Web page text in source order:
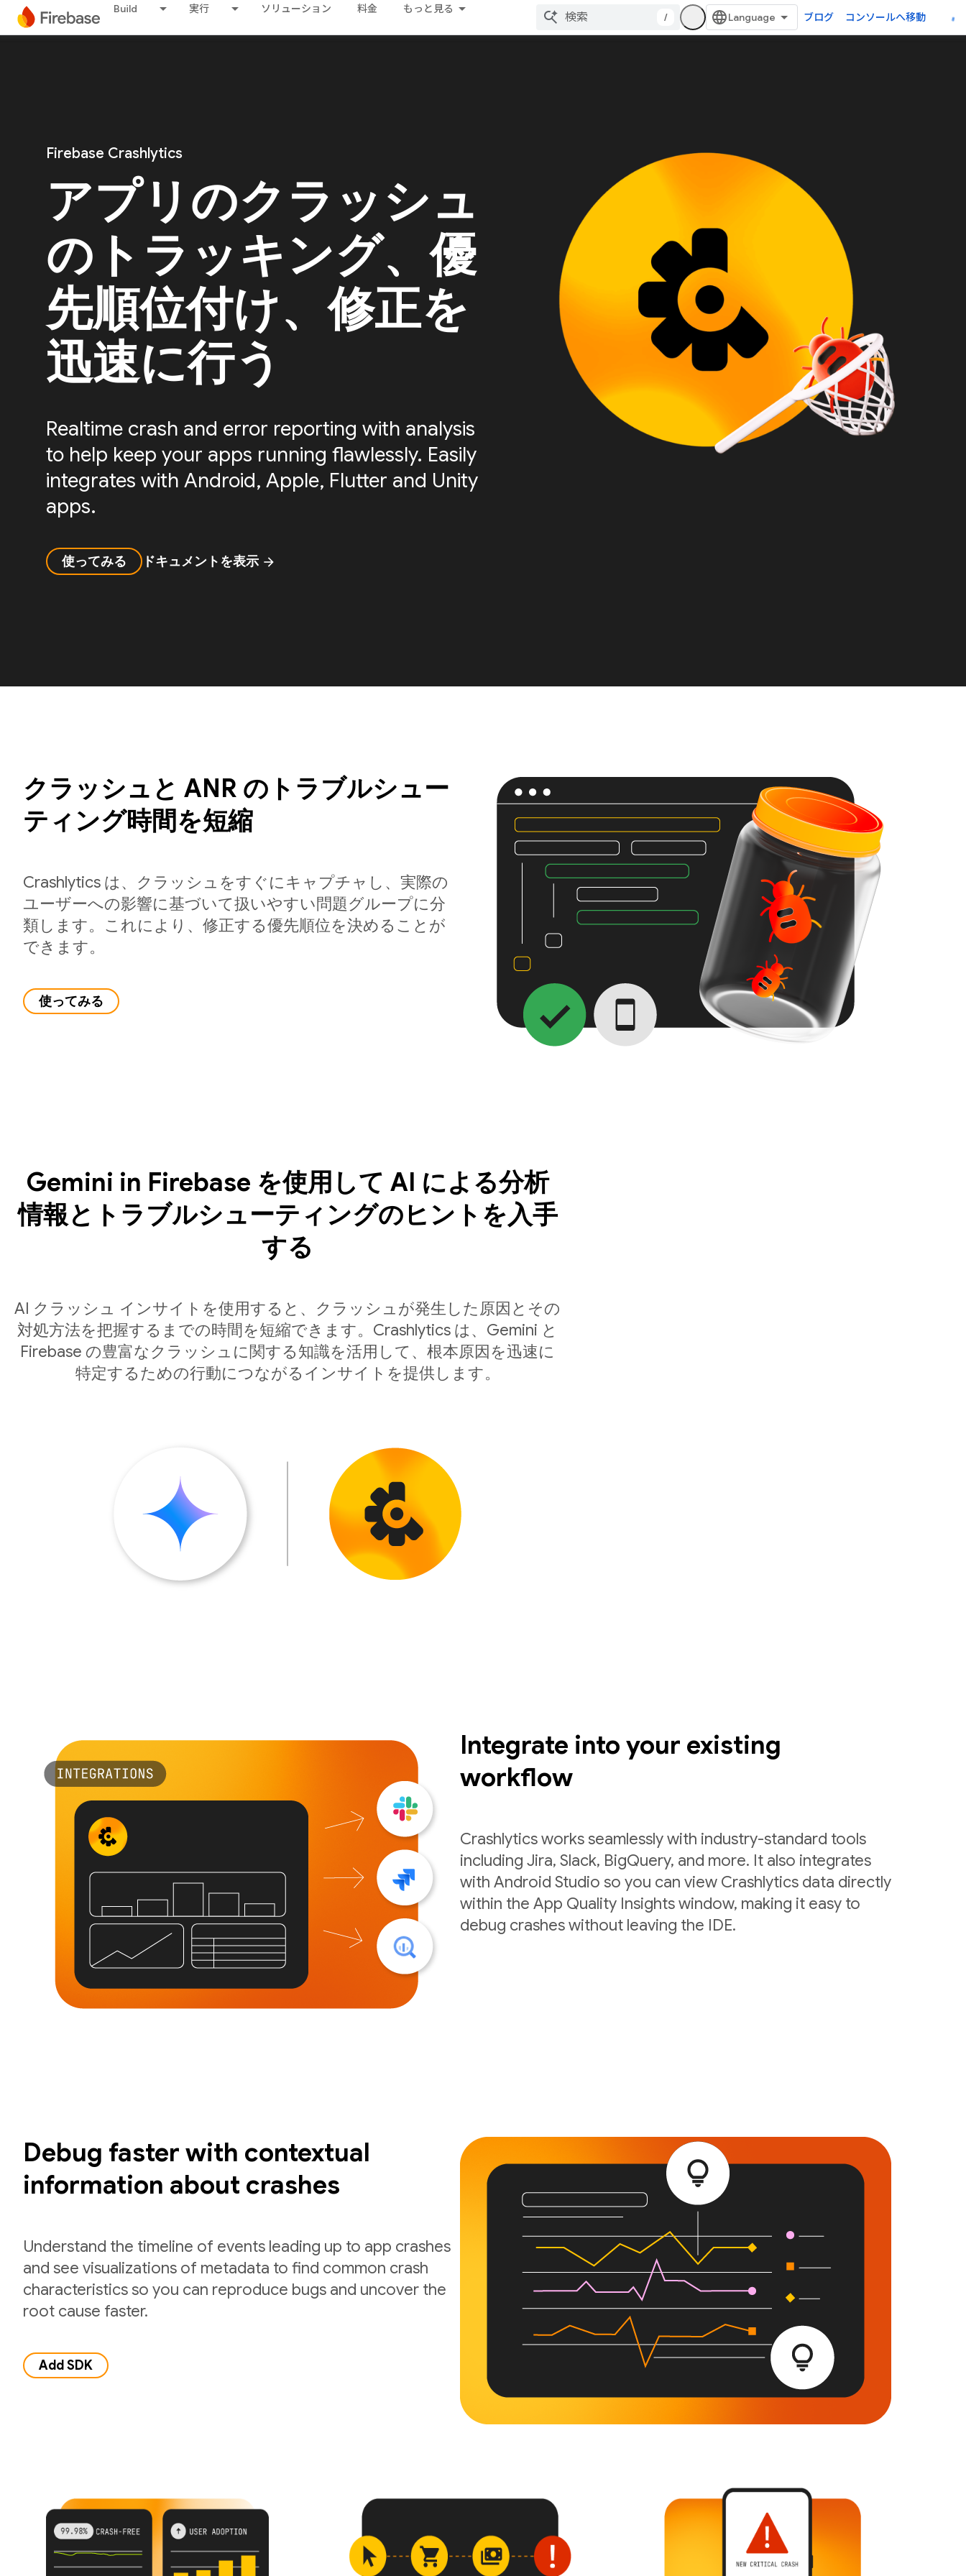
Build 実行 ソリューション 料金 もっと見る
/ ブログ コンソールへ移動
Firebase Crashlytics
アプリのクラッシュ
のトラッキング、優
先順位付け、修正を
迅速に行う
Realtime crash and error reporting with analysis
to help keep your apps running flawlessly. Easily
integrates with Android, Apple, Flutter and Unity
apps.
使ってみる ドキュメントを表示 arrow_forward
クラッシュと ANR のトラブルシュー
ティング時間を短縮
Crashlytics は、クラッシュをすぐにキャプチャし、実際の
ユーザーへの影響に基づいて扱いやすい問題グループに分
類します。これにより、修正する優先順位を決めることが
できます。
使ってみる
Gemini in Firebase を使用して AI による分析
情報とトラブルシューティングのヒントを入手
する
AI クラッシュ インサイトを使用すると、クラッシュが発生した原因とその
対処方法を把握するまでの時間を短縮できます。Crashlytics は、Gemini と
Firebase の豊富なクラッシュに関する知識を活用して、根本原因を迅速に
特定するための行動につながるインサイトを提供します。
Integrate into your existing
workflow
Crashlytics works seamlessly with industry-standard tools
including Jira, Slack, BigQuery, and more. It also integrates
with Android Studio so you can view Crashlytics data directly
within the App Quality Insights window, making it easy to
debug crashes without leaving the IDE.
Debug faster with contextual
information about crashes
Understand the timeline of events leading up to app crashes
and see visualizations of metadata to find common crash
characteristics so you can reproduce bugs and uncover the
root cause faster.
Add SDK